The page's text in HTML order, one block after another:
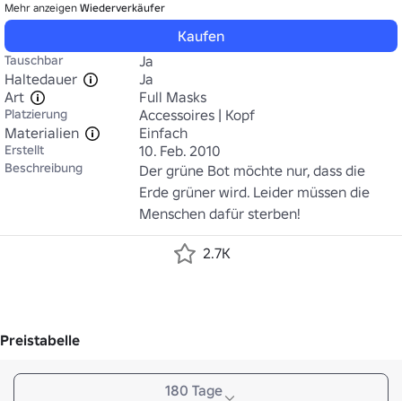
Mehr anzeigen Wiederverkäufer
Kaufen
Tauschbar
Ja
Haltedauer
Ja
Art
Full Masks
Platzierung
Accessoires | Kopf
Materialien
Einfach
Erstellt 10. Feb. 2010
Beschreibung
Der grüne Bot möchte nur, dass die
Erde grüner wird. Leider müssen die
Menschen dafür sterben!
2.7K
Preistabelle
180 Tage